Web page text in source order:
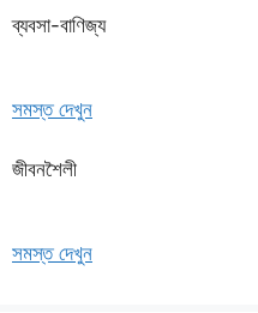
ব্যবসা-বাণিজ্য
সমস্ত দেখুন
জীবনশৈলী
সমস্ত দেখুন